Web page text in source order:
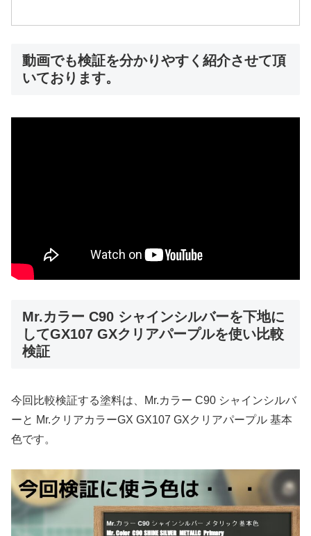
動画でも検証を分かりやすく紹介させて頂
いております。
Mr.カラー C90 シャインシルバーを下地に
してGX107 GXクリアパープルを使い比較
検証
今回比較検証する塗料は、Mr.カラー C90 シャインシルバ
ーと Mr.クリアカラーGX GX107 GXクリアパープル 基本
色です。